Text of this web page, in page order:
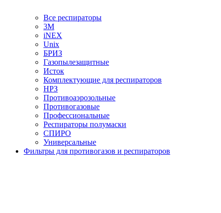
Все респираторы
3М
iNEX
Unix
БРИЗ
Газопылезащитные
Исток
Комплектующие для респираторов
НРЗ
Противоаэрозольные
Противогазовые
Профессиональные
Респираторы полумаски
СПИРО
Универсальные
Фильтры для противогазов и респираторов